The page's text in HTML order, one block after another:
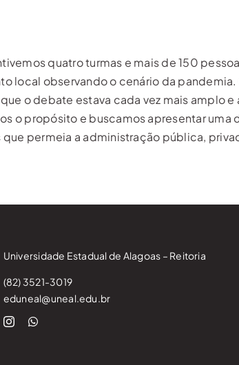
quatro turmas e mais de 150
local observando o cenário da
o debate estava cada vez mais amplo
o propósito e buscamos apresentar
permeia a administração pública,
Universidade Estadual de Alagoas – Reitoria
(82) 3521-3019
eduneal@uneal.edu.br